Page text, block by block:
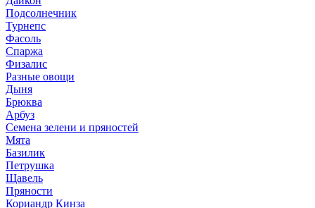
Подсолнечник
Турнепс
Фасоль
Спаржа
Физалис
Разные овощи
Дыня
Брюква
Арбуз
Семена зелени и пряностей
Мята
Базилик
Петрушка
Щавель
Пряности
Кориандр Кинза